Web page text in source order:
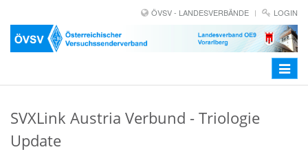
ÖVSV - LANDESVERBÄNDE LOGIN
Toggle
SVXLink Austria Verbund - Triologie
Update